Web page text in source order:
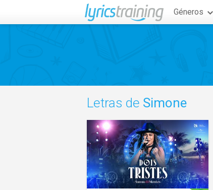
Géneros
Letras de Simone